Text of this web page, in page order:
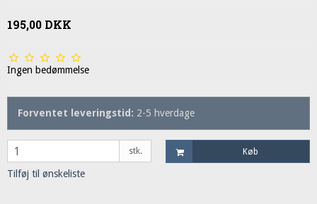
195,00 DKK
Ingen bedømmelse
Forventet leveringstid: 2-5 hverdage
stk. Køb
Tilføj til ønskeliste